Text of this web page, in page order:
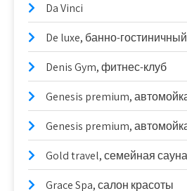
Da Vinci
De luxe, банно-
Denis Gym, фитнес-клуб
Genesis premium,
Genesis premium,
Gold travel, семейная сауна
Grace Spa, салон красоты